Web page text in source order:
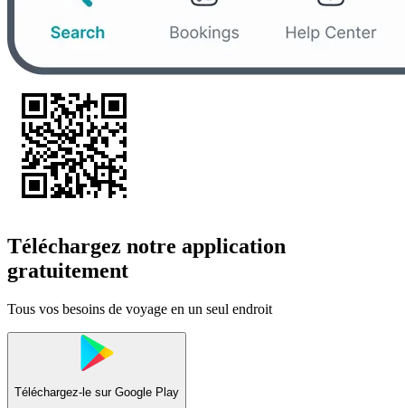
Téléchargez notre application
gratuitement
Tous vos besoins de voyage en un seul endroit
Téléchargez-le sur Google Play